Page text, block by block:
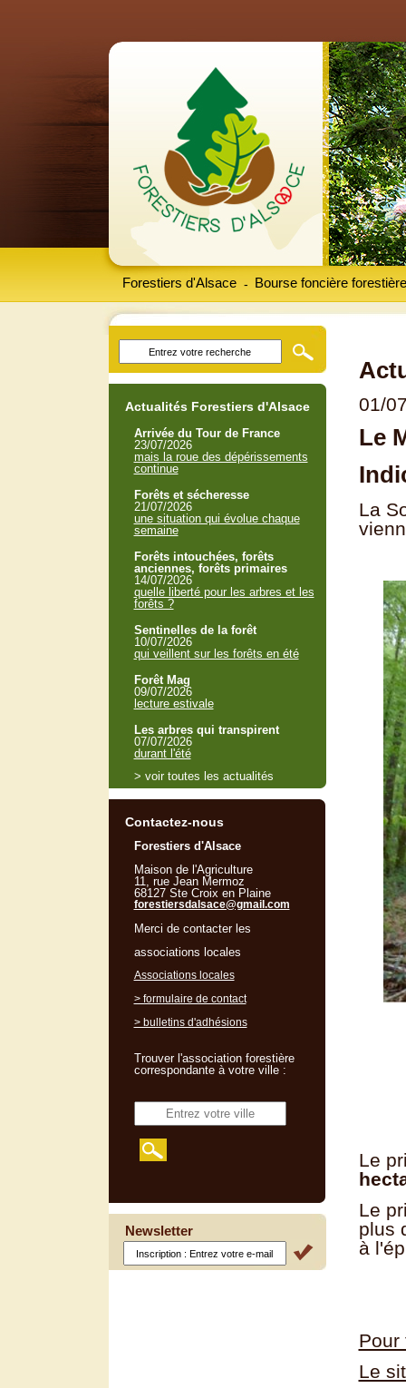
Forestiers d'Alsace Bourse foncière forestière
-
01/
Le
La
Le
Le
plus
à
Pour
Le
Actualités Forestiers d'Alsace
Arrivée du Tour de France
23/07/2026
mais la roue des dépérissements
continue
Forêts et sécheresse
21/07/2026
une situation qui évolue chaque
semaine
Forêts intouchées, forêts
anciennes, forêts primaires
14/07/2026
quelle liberté pour les arbres et les
forêts ?
Sentinelles de la forêt
10/07/2026
qui veillent sur les forêts en été
Forêt Mag
09/07/2026
lecture estivale
Les arbres qui transpirent
07/07/2026
durant l'été
> voir toutes les actualités
Contactez-nous
Forestiers d'Alsace
Maison de l'Agriculture
11, rue Jean Mermoz
68127 Ste Croix en Plaine
forestiersdalsace@gmail.com
Merci de contacter les
associations locales
Associations locales
> formulaire de contact
> bulletins d'adhésions
Trouver l'association forestière
correspondante à votre ville :
Newsletter